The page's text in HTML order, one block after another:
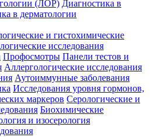
(ЛОР) Диагностика в
в дерматологии
и гистохимические
исследования
Профосмотры Панели тестов и
Аллергологические исследования
Аутоиммунные заболевания
Исследования уровня гормонов,
маркеров Серологические и
Биохимические
и изосерология